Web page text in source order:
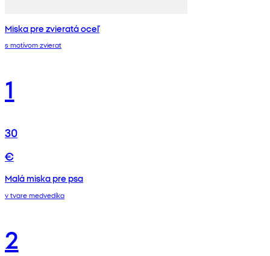
Miska pre zvieratá oceľ
s motívom zvierat
1
30
€
Malá miska pre psa
v tvare medvedíka
2